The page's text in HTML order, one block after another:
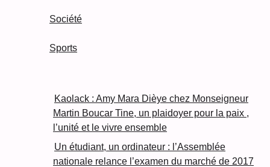
Société
Sports
Kaolack : Amy Mara Dièye chez Monseigneur
Martin Boucar Tine, un plaidoyer pour la paix ,
l’unité et le vivre ensemble
Un étudiant, un ordinateur : l’Assemblée
nationale relance l’examen du marché de 2017